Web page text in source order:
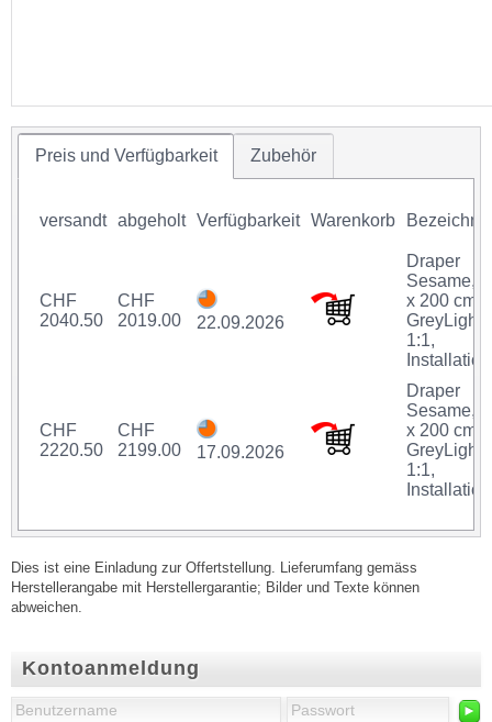
Kontoanmeldung
►
Preis und Verfügbarkeit Zubehör
versandt abgeholt Verfügbarkeit Warenkorb
CHF
2040.50
CHF
2019.00
22.09.2026
Draper
Sesame,
x 200 cm,
GreyLight,
1:1,
Installation
CHF
2220.50
CHF
2199.00
17.09.2026
Draper
Sesame,
x 200 cm,
GreyLight,
1:1,
Installation
Dies ist eine Einladung zur Offertstellung. Lieferumfang gemäss
Herstellerangabe mit Herstellergarantie; Bilder und Texte können
abweichen.